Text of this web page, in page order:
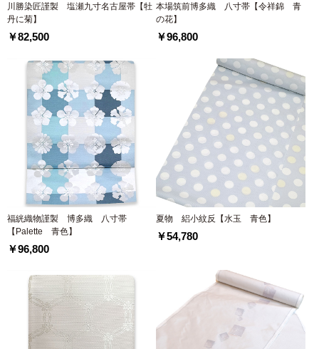
川勝染匠謹製 塩瀬九寸名古屋帯【牡
丹に菊】
￥82,500
本場筑前博多織 八寸帯【令祥錦 青
の花】
￥96,800
福絖織物謹製 博多織 八寸帯
【Palette 青色】
￥96,800
夏物 絽小紋反【水玉 青色】
￥54,780